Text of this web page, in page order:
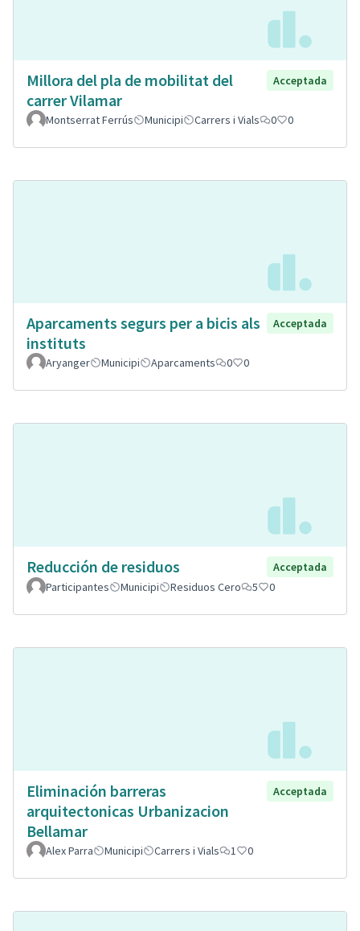
Millora del pla de mobilitat del
carrer Vilamar
Acceptada
Montserrat Ferrús Municipi Carrers i Vials 0 0
Aparcaments segurs per a bicis als
instituts
Acceptada
Aryanger Municipi Aparcaments 0 0
Reducción de residuos
Acceptada
Participantes
Municipi Residuos Cero 5 0
Eliminación barreras
arquitectonicas Urbanizacion
Bellamar
Acceptada
Alex Parra Municipi Carrers i Vials 1 0